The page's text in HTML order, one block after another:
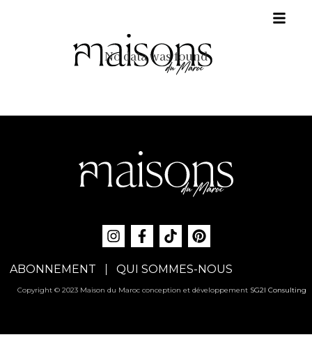
No data was found
ABONNEMENT QUI SOMMES-NOUS
Copyright © 2023 Maison du Maroc conception et développement SG2I Consulting